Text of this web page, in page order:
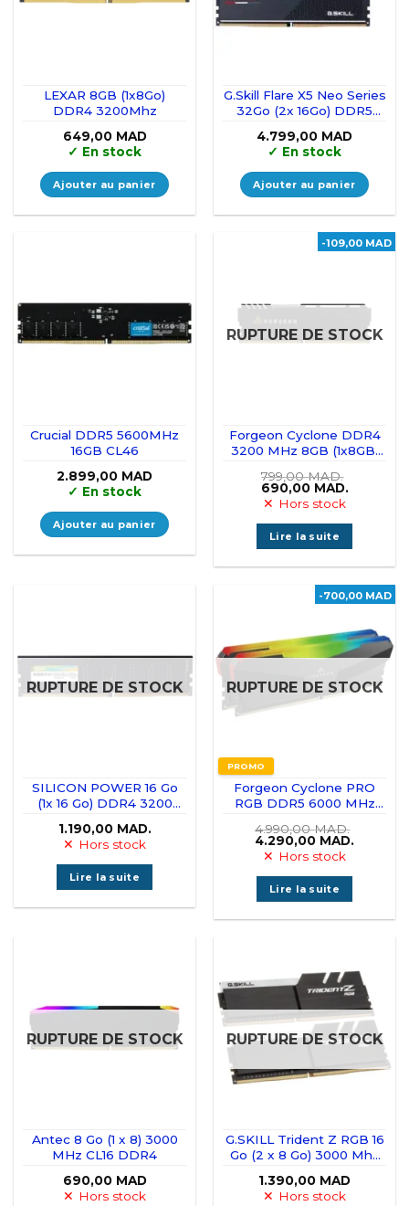
LEXAR 8GB (1x8Go)
DDR4 3200Mhz
649,00 MAD
✓ En stock
Ajouter au panier
G.Skill Flare X5 Neo Series
32Go (2x 16Go) DDR5
4.799,00 MAD
✓ En stock
Ajouter au panier
Crucial DDR5 5600MHz
16GB CL46
2.899,00 MAD
✓ En stock
Ajouter au panier
-109,00 MAD
RUPTURE DE STOCK
Forgeon Cyclone DDR4
3200 MHz 8GB (1x8GB)
799,00MAD.
Le
prix
initial
était :
799,00 MAD..
690,00 MAD.Le
est :
Hors stock
Lire la suite
RUPTURE DE STOCK
SILICON POWER 16 Go
(1x 16 Go) DDR4 3200
1.190,00 MAD.
Hors stock
Lire la suite
-700,00 MAD
RUPTURE DE STOCK
PROMO
Forgeon Cyclone PRO
RGB DDR5 6000 MHz
4.990,00MAD.
Le
prix
initial
était :
4.990,00 MAD..
4.290,00 MAD.
Hors stock
Lire la suite
RUPTURE DE STOCK
Antec 8 Go (1 x 8) 3000
MHz CL16 DDR4
690,00 MAD
Hors stock
RUPTURE DE STOCK
G.SKILL Trident Z RGB 16
Go (2 x 8 Go) 3000 Mhz
1.390,00 MAD
Hors stock